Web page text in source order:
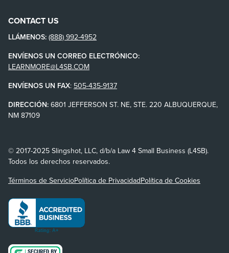
CONTACT US
LLÁMENOS: (888) 992-4952
ENVÍENOS UN CORREO ELECTRÓNICO:
LEARNMORE@L4SB.COM
ENVÍENOS UN FAX: 505-435-9137
DIRECCIÓN: 6801 JEFFERSON ST. NE, STE. 220 ALBUQUERQUE,
NM 87109
© 2017-2025 Slingshot, LLC, d/b/a Law 4 Small Business (L4SB).
Todos los derechos reservados.
Términos de ServicioPolítica de PrivacidadPolítica de Cookies